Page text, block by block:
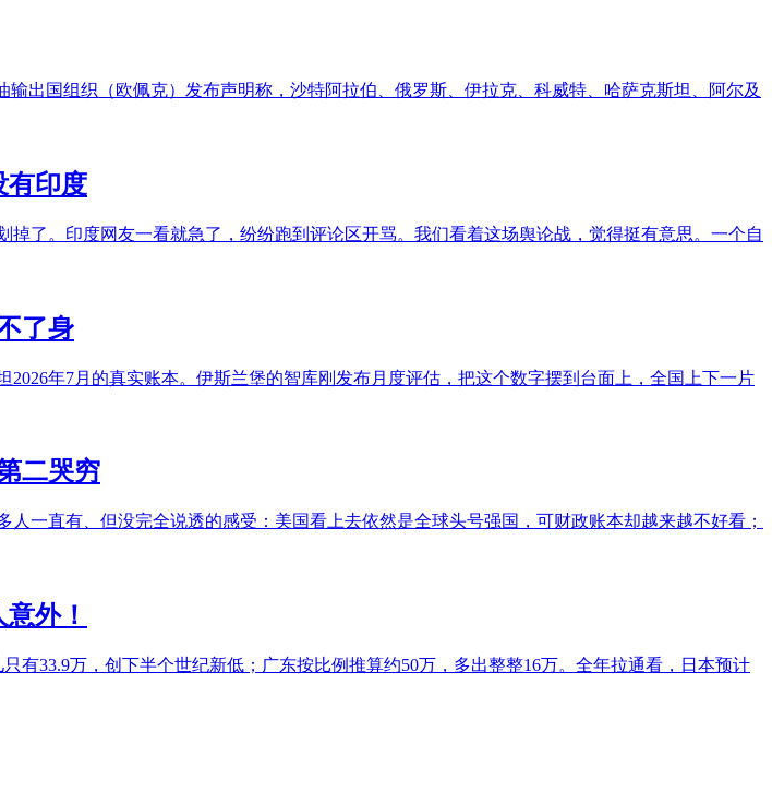
出国组织（欧佩克）发布声明称，沙特阿拉伯、俄罗斯、伊拉克、科威特、哈萨克斯坦、阿尔及
有印度
了。印度网友一看就急了，纷纷跑到评论区开骂。我们看着这场舆论战，觉得挺有意思。一个自
了身
年7月的真实账本。伊斯兰堡的智库刚发布月度评估，把这个数字摆到台面上，全国上下一片
二哭穷
一直有、但没完全说透的感受：美国看上去依然是全球头号强国，可财政账本却越来越不好看；
外！
有33.9万，创下半个世纪新低；广东按比例推算约50万，多出整整16万。全年拉通看，日本预计